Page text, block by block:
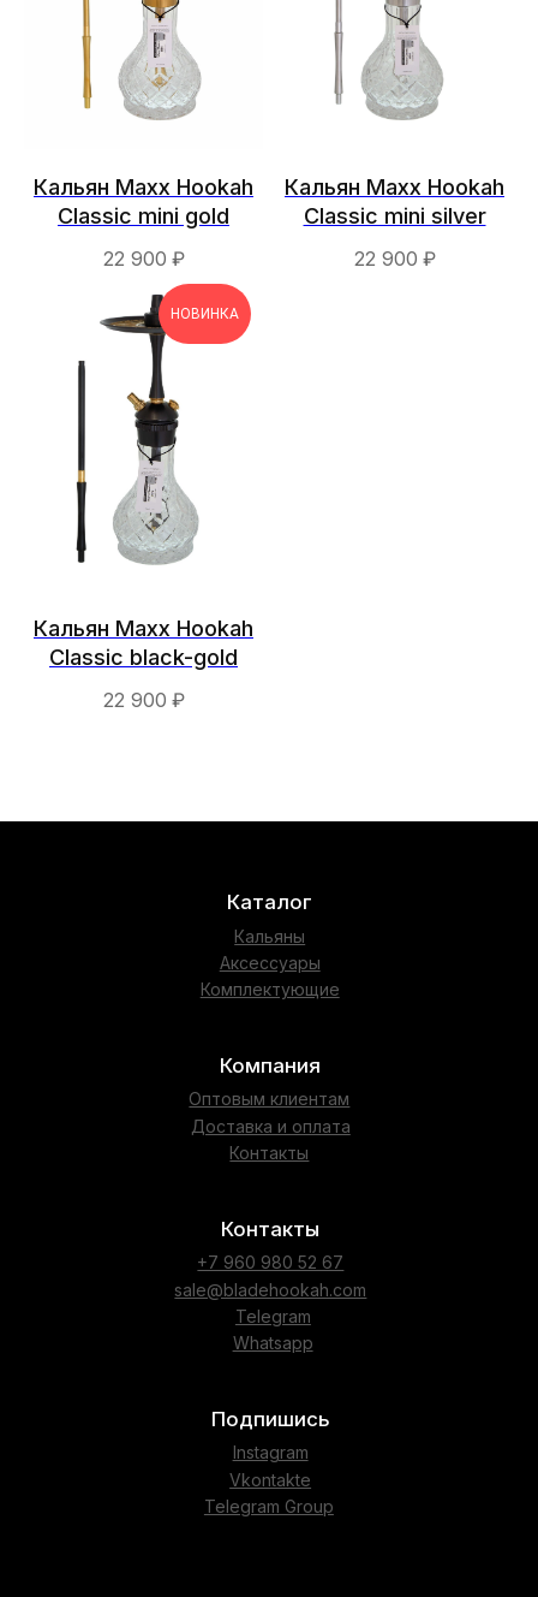
Кальян Maxx Hookah
Classic mini gold
22 900 ₽
Кальян Maxx Hookah
Classic mini silver
22 900 ₽
НОВИНКА
Кальян Maxx Hookah
Classic black-gold
22 900 ₽
Кальяны
Оптовым клиентам
+7 960 980 52 67
Каталог
Компания
Контакты
Подпишись
Аксессуары
Доставка и оплата
sale@bladehookah.com
Политика конфиденциальности
Telegram
Whatsapp